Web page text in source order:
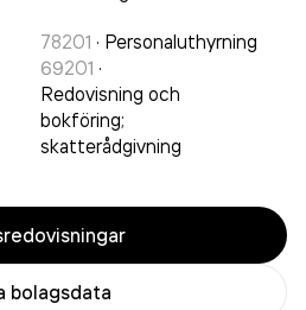
78201 · Personaluthyrning
69201 ·
Redovisning och
bokföring;
skatterådgivning
bolagsdata